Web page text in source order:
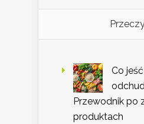
Co
Przewodnik po
produktach